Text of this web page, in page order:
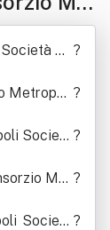
A
Co ?
Metropoli ?
Società ?
Met ?
Società ?